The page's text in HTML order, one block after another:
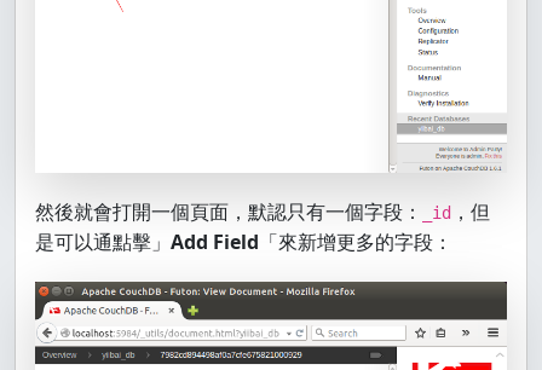
然後就會打開一個頁面，默認只有一個字段： _id ，但
是可以通點擊」 Add Field 「來新增更多的字段：